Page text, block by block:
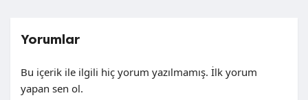
Yorumlar
Bu içerik ile ilgili hiç yorum yazılmamış. İlk yorum
yapan sen ol.